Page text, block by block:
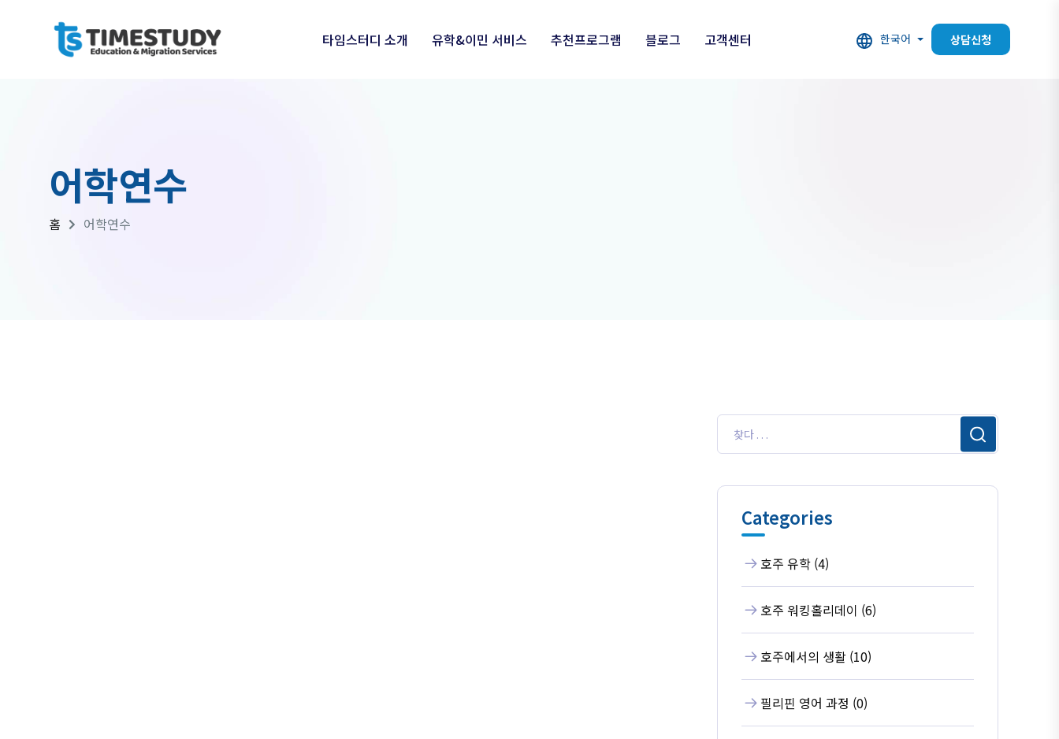
타임스터디 소개 유학&이민 서비스 추천프로그램 블로그 고객센터 한국어 상담신청
어학연수
홈 어학연수
Categories
호주 유학 (4)
호주 워킹홀리데이 (6)
호주에서의 생활 (10)
필리핀 영어 과정 (0)